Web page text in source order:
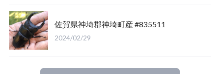
佐賀県神崎郡産
新潟県東蒲原郡阿賀町産
福島県南会津郡産
福島県大沼郡産
山梨県韮崎市穂坂町産
山梨県北杜市明野町産
京都府宇治市産
岡山県岡山市産
佐賀県神埼郡神埼町産 #835511
2024/02/29